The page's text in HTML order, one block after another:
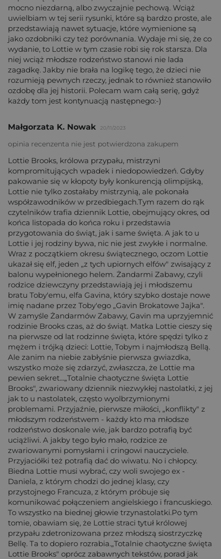
mocno niezdarną, albo zwyczajnie pechową. Wciąż
uwielbiam w tej serii rysunki, które są bardzo proste, ale
przedstawiają nawet sytuacje, które wymienione są
jako ozdobniki czy też porównania. Wydaje mi się, że co
wydanie, to Lottie w tym czasie robi się rok starsza. Dla
niej wciąż młodsze rodzeństwo stanowi nie lada
zagadkę. Jakby nie brała na logikę tego, że dzieci nie
rozumieją pewnych rzeczy, jednak to również stanowiło
ozdobę dla jej historii. Polecam wam całą serię, gdyż
każdy tom jest kontynuacją następnego:-)
Małgorzata K. Nowak 20/11/2023
opinia recenzenta nie jest potwierdzona zakupem
Lottie Brooks, królowa przypału, mistrzyni
kompromitujących wpadek i niedopowiedzeń. Gdyby
pakowanie się w kłopoty były konkurencją olimpijską,
Lottie nie tylko zostałaby mistrzynią, ale pokonała
współzawodników w przedbiegach.Tym razem do rąk
czytelników trafia dziennik Lottie, obejmujący okres, od
końca listopada do końca roku i przedstawia
przygotowania do świąt, jak i same święta. A jak to u
Lottie i jej rodziny bywa, nic nie jest zwykłe i normalne.
Wraz z początkiem okresu świątecznego, oczom Lottie
ukazał się elf, jeden „z tych upiornych elfów" zwisający z
balonu wypełnionego helem. Żandarmi Zabawy, czyli
rodzice dziewczyny przedstawiają jej i młodszemu
bratu Toby'emu, elfa Gavina, który szybko dostaje nowe
imię nadane przez Toby'ego „Gavin Brokatowe Jajka".
W zamyśle Żandarmów Zabawy, Gavin ma uprzyjemnić
rodzinie Brooks czas, aż do świąt. Matka Lottie cieszy się
na pierwsze od lat rodzinne święta, które spędzi tylko z
mężem i trójką dzieci: Lottie, Tobym i najmłodszą Bellą.
Ale zanim na niebie zabłyśnie pierwsza gwiazdka,
wszystko może się zdarzyć, zwłaszcza, że Lottie ma
pewien sekret...„Totalnie chaotyczne święta Lottie
Brooks", zwariowany dziennik niezwykłej nastolatki, z jej
jak to u nastolatek, często wyolbrzymionymi
problemami. Przyjaźnie, pierwsze miłości, „konflikty" z
młodszym rodzeństwem - każdy kto ma młodsze
rodzeństwo doskonale wie, jak bardzo potrafią być
uciążliwi. A jakby tego było mało, rodzice ze
zwariowanymi pomysłami i cringowi nauczyciele.
Przyjaciółki też potrafią dać do wiwatu. No i chłopcy.
Biedna Lottie musi wybrać, czy woli swojego ex -
Daniela, z którym chodzi do jednej klasy, czy
przystojnego Francuza, z którym próbuje się
komunikować połączeniem angielskiego i francuskiego.
To wszystko na biednej głowie trzynastolatki.Po tym
tomie, obawiam się, że Lottie straci tytuł królowej
przypału zdetronizowana przez młodszą siostrzyczkę
Bellę. Ta to dopiero rozrabia.„Totalnie chaotyczne święta
Lottie Brooks" oprócz zabawnych tekstów, porad jak